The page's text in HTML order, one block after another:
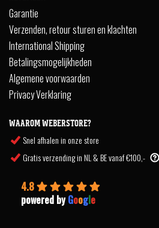
Garantie
Verzenden, retour sturen en klachten
International Shipping
Betalingsmogelijkheden
Algemene voorwaarden
Privacy Verklaring
WAAROM WEBERSTORE?
Snel afhalen in onze store
Gratis verzending in NL & BE vanaf €100,-
4.8
powered byGoogle